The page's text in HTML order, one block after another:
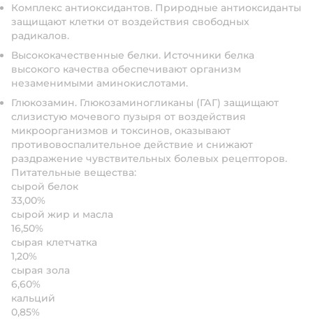
Комплекс антиоксидантов. Природные антиоксиданты
защищают клетки от воздействия свободных
радикалов.
Высококачественные белки. Источники белка
высокого качества обеспечивают организм
незаменимыми аминокислотами.
Глюкозамин. Глюкозаминогликаны (ГАГ) защищают
слизистую мочевого пузыря от воздействия
микроорганизмов и токсинов, оказывают
противовоспалительное действие и снижают
раздражение чувствительных болевых рецепторов.
Питательные вещества:
сырой белок
33,00%
сырой жир и масла
16,50%
сырая клетчатка
1,20%
сырая зола
6,60%
кальций
0,85%